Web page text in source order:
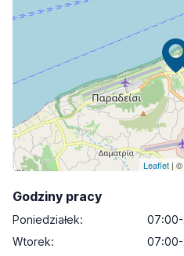
Leaflet| ©
Godziny pracy
Poniedziałek:
Wtorek: